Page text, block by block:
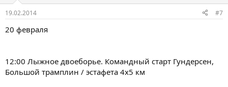
19.02.2014 #7
20 февраля
12:00 Лыжное двоеборье. Командный старт Гундерсен,
Большой трамплин / эстафета 4х5 км